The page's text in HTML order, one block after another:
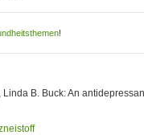
!
Linda B. Buck:An